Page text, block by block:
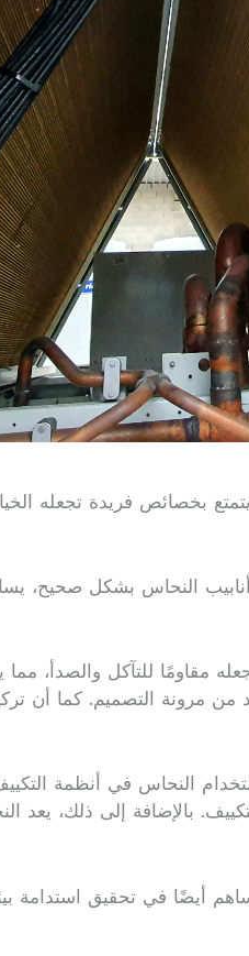
بخصائص فريدة تجعله
النحاس بشكل صحيح،
مقاومًا للتآكل والصدأ،
من مرونة التصميم. كما أن
النحاس في أنظمة
بالإضافة إلى ذلك، يعد
أيضًا في تحقيق استدامة